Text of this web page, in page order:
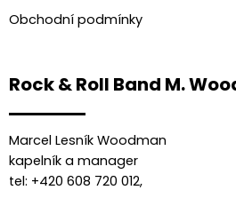
Obchodní podmínky
Rock & Roll Band M.
Marcel Lesník Woodman
kapelník a manager
tel: +420 608 720 012,